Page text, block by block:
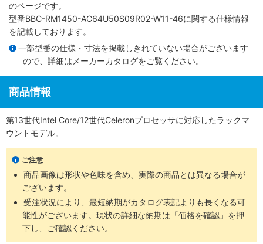
のページです。
型番BBC-RM1450-AC64U50S09R02-W11-46に関する仕様情報
を記載しております。
一部型番の仕様・寸法を掲載しきれていない場合がございます
ので、詳細は メーカーカタログをご覧ください。
商品情報
第13世代Intel Core/12世代Celeronプロセッサに対応したラックマ
ウントモデル。
ご注意
商品画像は形状や色味を含め、実際の商品とは異なる場合が
ございます。
受注状況により、最短納期がカタログ表記よりも長くなる可
能性がございます。現状の詳細な納期は「価格を確認」を押
下し、ご確認ください。